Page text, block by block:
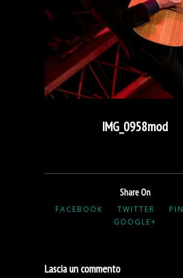
IMG_0958mod
Share On
FACEBOOK TWITTER
GOOGLE+
Lascia un commento